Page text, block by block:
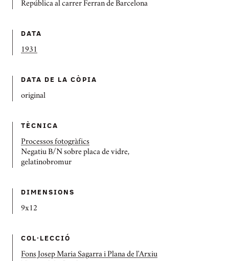
República al carrer Ferran de Barcelona
DATA
1931
DATA DE LA CÒPIA
original
TÈCNICA
Processos fotogràfics
Negatiu B/N sobre placa de vidre,
gelatinobromur
DIMENSIONS
9x12
COL·LECCIÓ
Fons Josep Maria Sagarra i Plana de l'Arxiu